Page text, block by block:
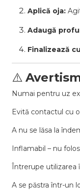
Aplică oja:
Adaugă
Finalizează
⚠️
Numai pentru uz
Evită contactul cu
A nu se lăsa la
Inflamabil – nu
Întrerupe utilizarea
A se păstra într-un